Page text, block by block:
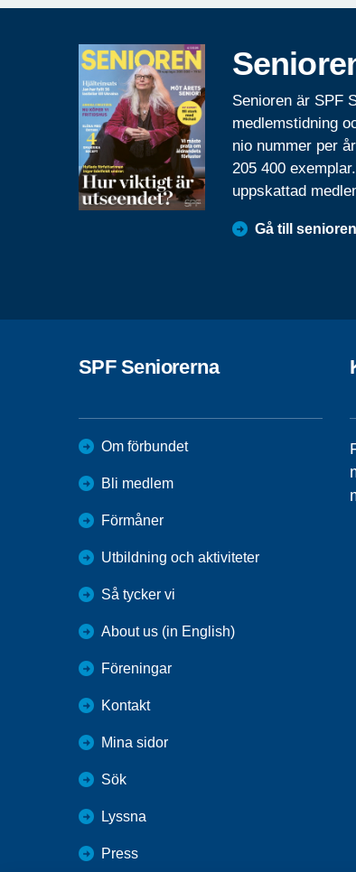
Senioren är SPF
medlemstidning
nio nummer per
205 400
uppskattad
Gå till
SPF Seniorerna
Om förbundet
Bli medlem
Förmåner
Utbildning och aktiviteter
Så tycker vi
About us (in English)
Föreningar
Kontakt
Mina sidor
Sök
Lyssna
Press